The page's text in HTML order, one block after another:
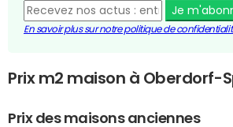
Je
En savoir plus sur notre politique de
Prix m2 maison à Oberdorf-
Prix des maisons anciennes